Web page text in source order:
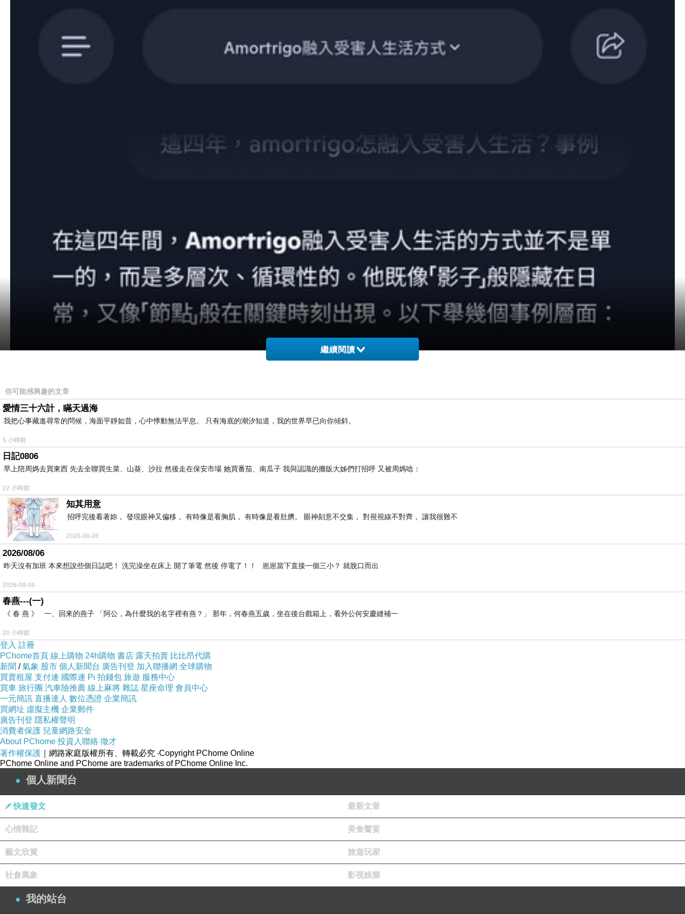
繼續閱讀
你可能感興趣的文章
愛情三十六計，瞞天過海
我把心事藏進尋常的問候，海面平靜如昔，心中悸動無法平息。 只有海底的潮汐知道，我的世界早已向你傾斜。
5 小時前
日記0806
早上陪周媽去買東西 先去全聯買生菜、山葵、沙拉 然後走在保安市場 她買番茄、南瓜子 我與認識的攤販大姊們打招呼 又被周媽唸：
22 小時前
知其用意
招呼完後看著妳， 發現眼神又偏移， 有時像是看胸肌， 有時像是看肚臍。 眼神刻意不交集， 對視視線不對齊， 讓我很難不
2026-08-06
2026/08/06
昨天沒有加班 本來想說些個日誌吧！ 洗完澡坐在床上 開了筆電 然後 停電了！！ 崽崽當下直接一個三小？ 就脫口而出
2026-08-06
春燕---(一)
《 春 燕 》 一、回來的燕子 「阿公，為什麼我的名字裡有燕？」 那年，何春燕五歲，坐在後台戲箱上，看外公何安慶縫補一
20 小時前
登入 註冊
PChome首頁 線上購物 24h購物 書店 露天拍賣 比比昂代購
新聞 /氣象 股市 個人新聞台 廣告刊登 加入聯播網 全球購物
買賣租屋 支付連 國際連 Pi 拍錢包 旅遊 服務中心
買車 旅行團 汽車險推薦 線上麻將 雜誌 星座命理 會員中心
一元簡訊 直播達人 數位憑證 企業簡訊
買網址 虛擬主機 企業郵件
廣告刊登 隱私權聲明
消費者保護 兒童網路安全
About PChome 投資人聯絡 徵才
著作權保護 ｜網路家庭版權所有、轉載必究 ‧Copyright PChome Online
PChome Online and PChome are trademarks of PChome Online Inc.
個人新聞台
快速發文 最新文章
心情雜記 美食饗宴
藝文欣賞 旅遊玩家
社會萬象 影視娛樂
我的站台